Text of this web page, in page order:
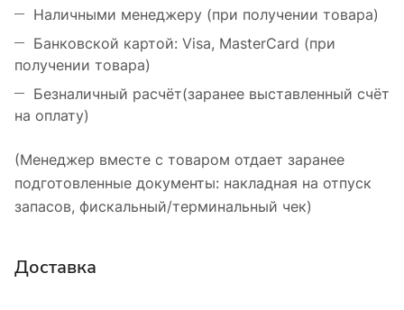
Наличными менеджеру (при получении товара)
Банковской картой: Visa, MasterCard (при
получении товара)
Безналичный расчёт(заранее выставленный счёт
на оплату)
(Менеджер вместе с товаром отдает заранее
подготовленные документы: накладная на отпуск
запасов, фискальный/терминальный чек)
Доставка